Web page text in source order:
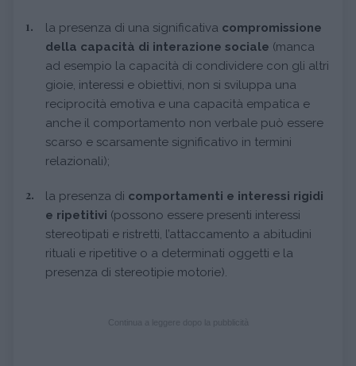
la presenza di una significativa compromissione
della capacità di interazione sociale (manca
ad esempio la capacità di condividere con gli altri
gioie, interessi e obiettivi, non si sviluppa una
reciprocità emotiva e una capacità empatica e
anche il comportamento non verbale può essere
scarso e scarsamente significativo in termini
relazionali);
la presenza di comportamenti e interessi rigidi
e ripetitivi (possono essere presenti interessi
stereotipati e ristretti, l’attaccamento a abitudini
rituali e ripetitive o a determinati oggetti e la
presenza di stereotipie motorie).